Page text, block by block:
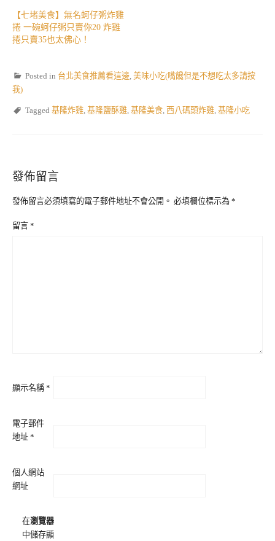
【七堵美食】無名蚵仔粥炸雞
捲 一碗蚵仔粥只賣你20 炸雞
捲只賣35也太佛心！
Posted in 台北美食推薦看這邊 美味小吃(嘴饞但是不想吃太多請按
我)
Tagged 基隆炸雞 基隆鹽酥雞 基隆美食 西八碼頭炸雞 基隆小吃
發佈留言
發佈留言必須填寫的電子郵件地址不會公開。 必填欄位標示為 *
留言 *
顯示名稱 *
電子郵件
地址 *
個人網站
網址
在瀏覽器
中儲存顯